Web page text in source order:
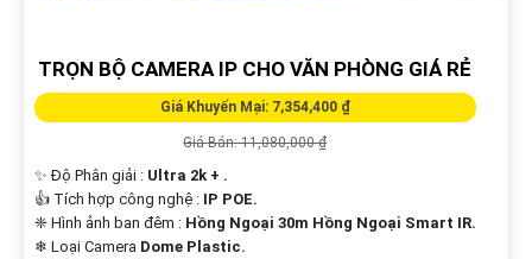
TRỌN BỘ CAMERA IP CHO VĂN PHÒNG GIÁ RẺ
Giá Khuyến Mại: 7,354,400 ₫
Giá Bán: 11,080,000 ₫
✨ Độ Phân giải : Ultra 2k + .
👍 Tích hợp công nghệ : IP POE.
❈ Hình ảnh ban đêm : Hồng Ngoại 30m Hồng Ngoại Smart IR.
❄ Loại Camera Dome Plastic.